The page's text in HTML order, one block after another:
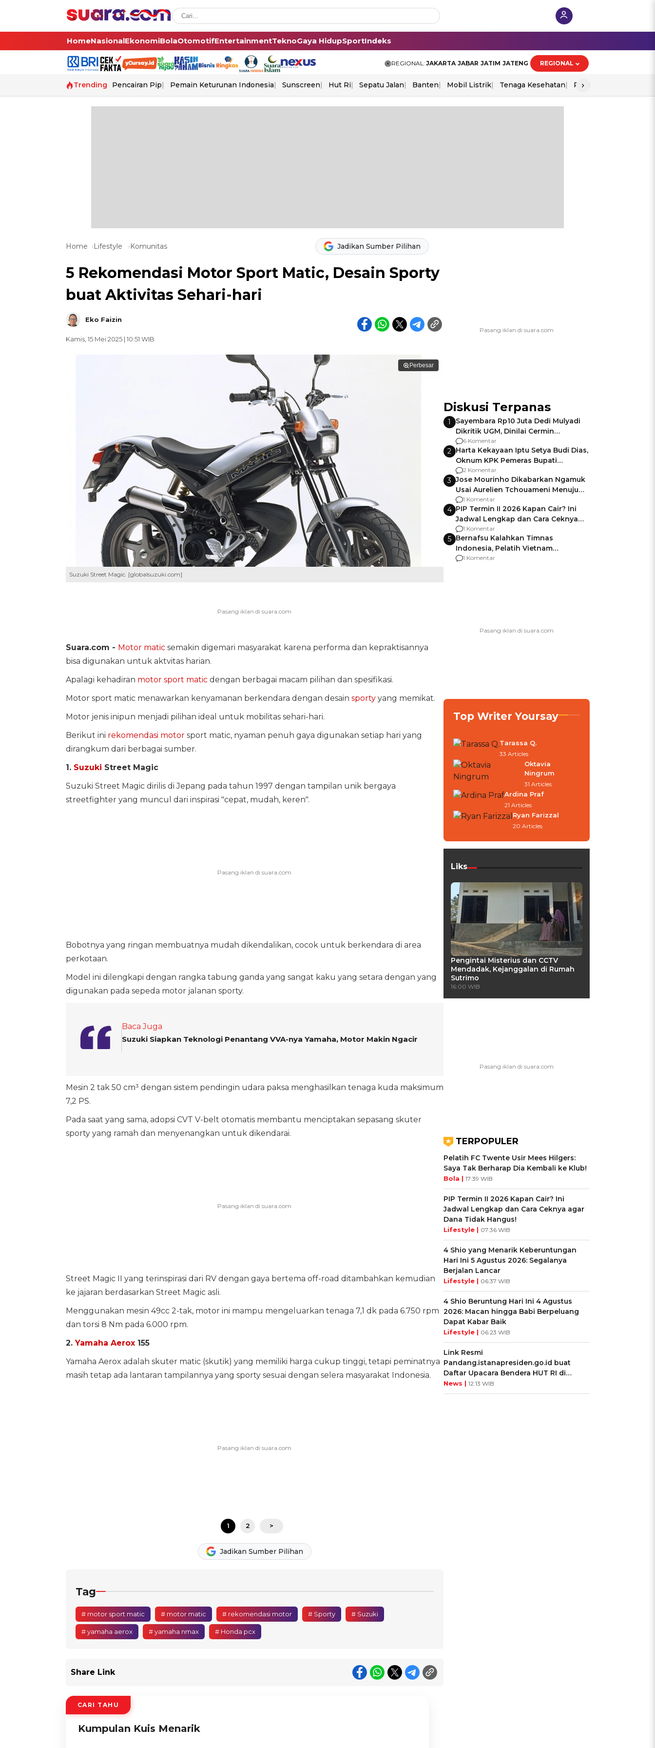
HomeNasionalEkonomiBolaOtomotifEntertainmentTeknoGaya HidupSportIndeks
REGIONAL: JAKARTA JABAR JATIM JATENG REGIONAL
Trending Pencairan Pip Pemain Keturunan Indonesia Sunscreen Hut Ri Sepatu Jalan Banten Mobil Listrik Tenaga Kesehatan Piala Aff 2026
›
Home Lifestyle Komunitas Jadikan Sumber Pilihan
5 Rekomendasi Motor Sport Matic, Desain Sporty
buat Aktivitas Sehari-hari
Eko Faizin
Kamis, 15 Mei 2025 | 10:51 WIB
Perbesar
Suzuki Street Magic. [globalsuzuki.com]
Suara.com - Motor maticsemakin digemari masyarakat karena performa dan kepraktisannya
bisa digunakan untuk aktvitas harian.
Apalagi kehadiran motor sport maticdengan berbagai macam pilihan dan spesifikasi.
Motor sport matic menawarkan kenyamanan berkendara dengan desain sportyyang memikat.
Motor jenis inipun menjadi pilihan ideal untuk mobilitas sehari-hari.
Berikut ini rekomendasi motorsport matic, nyaman penuh gaya digunakan setiap hari yang
dirangkum dari berbagai sumber.
1. Suzuki Street Magic
Suzuki Street Magic dirilis di Jepang pada tahun 1997 dengan tampilan unik bergaya
streetfighter yang muncul dari inspirasi "cepat, mudah, keren".
Bobotnya yang ringan membuatnya mudah dikendalikan, cocok untuk berkendara di area
perkotaan.
Model ini dilengkapi dengan rangka tabung ganda yang sangat kaku yang setara dengan yang
digunakan pada sepeda motor jalanan sporty.
Baca Juga
Suzuki Siapkan Teknologi Penantang VVA-nya Yamaha, Motor Makin Ngacir
Mesin 2 tak 50 cm³ dengan sistem pendingin udara paksa menghasilkan tenaga kuda maksimum
7,2 PS.
Pada saat yang sama, adopsi CVT V-belt otomatis membantu menciptakan sepasang skuter
sporty yang ramah dan menyenangkan untuk dikendarai.
Street Magic II yang terinspirasi dari RV dengan gaya bertema off-road ditambahkan kemudian
ke jajaran berdasarkan Street Magic asli.
Menggunakan mesin 49cc 2-tak, motor ini mampu mengeluarkan tenaga 7,1 dk pada 6.750 rpm
dan torsi 8 Nm pada 6.000 rpm.
2.Yamaha Aerox155
Yamaha Aerox adalah skuter matic (skutik) yang memiliki harga cukup tinggi, tetapi peminatnya
masih tetap ada lantaran tampilannya yang sporty sesuai dengan selera masyarakat Indonesia.
1 2 >
Jadikan Sumber Pilihan
Tag
# motor sport matic # motor matic # rekomendasi motor # Sporty # Suzuki
# yamaha aerox # yamaha nmax # Honda pcx
Share Link
CARI TAHU
Kumpulan Kuis Menarik
Diskusi Terpanas
1
Sayembara Rp10 Juta Dedi Mulyadi
Dikritik UGM, Dinilai Cermin
Gagalnya Negara Jamin Keamanan
6 Komentar
2 Harta Kekayaan Iptu Setya Budi Dias,
Oknum KPK Pemeras Bupati
Pemalang
2 Komentar
3 Jose Mourinho Dikabarkan Ngamuk
Usai Aurelien Tchouameni Menuju
Manchester United
1 Komentar
4 PIP Termin II 2026 Kapan Cair? Ini
Jadwal Lengkap dan Cara Ceknya
agar Dana Tidak Hangus!
1 Komentar
5 Bernafsu Kalahkan Timnas
Indonesia, Pelatih Vietnam
Berencana Pakai Jimat di Pakansari
1 Komentar
Top Writer Yoursay
Tarassa Q.
33 Articles
Oktavia
Ningrum
31 Articles
Ardina Praf
21 Articles
Ryan Farizzal
20 Articles
Liks
Pengintai Misterius dan CCTV
Mendadak, Kejanggalan di Rumah
Sutrimo
16:00 WIB
TERPOPULER
Pelatih FC Twente Usir Mees Hilgers:
Saya Tak Berharap Dia Kembali ke Klub!
Bola | 17:39 WIB
PIP Termin II 2026 Kapan Cair? Ini
Jadwal Lengkap dan Cara Ceknya agar
Dana Tidak Hangus!
Lifestyle | 07:36 WIB
4 Shio yang Menarik Keberuntungan
Hari Ini 5 Agustus 2026: Segalanya
Berjalan Lancar
Lifestyle | 06:37 WIB
4 Shio Beruntung Hari Ini 4 Agustus
2026: Macan hingga Babi Berpeluang
Dapat Kabar Baik
Lifestyle | 06:23 WIB
Link Resmi
Pandang.istanapresiden.go.id buat
Daftar Upacara Bendera HUT RI di
Istana Negara
News | 12:13 WIB